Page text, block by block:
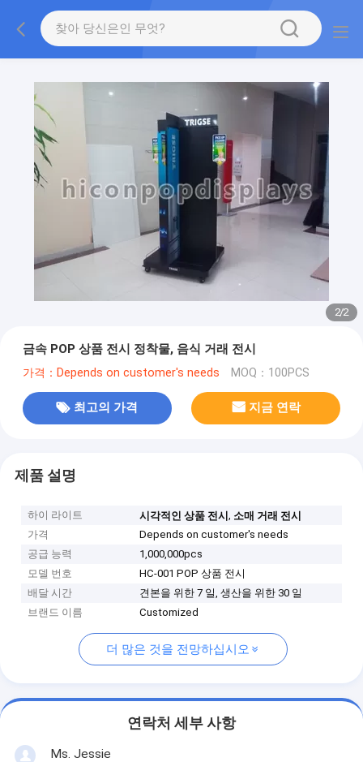
2/2
금속 POP 상품 전시 정착물, 음식 거래 전시
가격：Depends on customer's needs MOQ：100PCS
최고의 가격 지금 연락
제품 설명
하이 라이트 시각적인 상품 전시, 소매 거래 전시
가격
Depends on customer's needs
공급 능력
1,000,000pcs
모델 번호
HC-001 POP 상품 전시
배달 시간
견본을 위한 7 일, 생산을 위한 30 일
브랜드 이름
Customized
더 많은 것을 전망하십시오
연락처 세부 사항
Ms. Jessie